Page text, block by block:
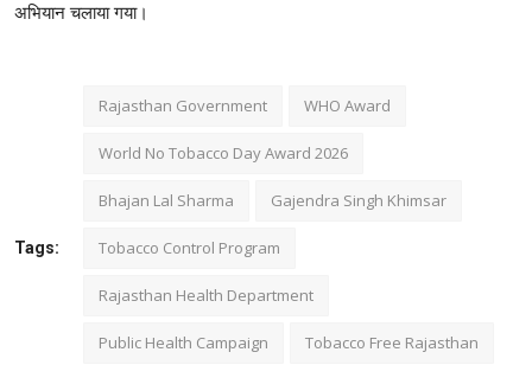
अभियान चलाया गया।
Tags:
Rajasthan Government WHO Award
World No Tobacco Day Award 2026
Bhajan Lal Sharma Gajendra Singh Khimsar
Tobacco Control Program
Rajasthan Health Department
Public Health Campaign Tobacco Free Rajasthan